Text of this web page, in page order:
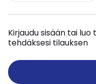
Kirjaudu sisään tai
tehdäksesi tilauksen